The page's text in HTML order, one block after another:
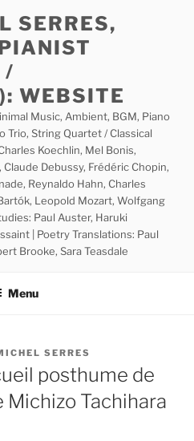
SERRES,
/
WEBSITE
Music, Ambient, BGM, Piano
Trio, String Quartet / Classical
Koechlin, Mel Bonis,
Debussy, Frédéric Chopin,
Reynaldo Hahn, Charles
Leopold Mozart, Wolfgang
Paul Auster, Haruki
| Poetry Translations: Paul
Brooke, Sara Teasdale
Menu
SERRES
posthume de
Michizo Tachihara